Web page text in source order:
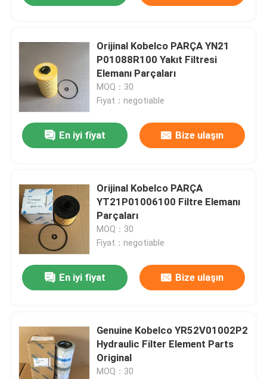
Orijinal Kobelco PARÇA YN21
P01088R100 Yakıt Filtresi
Elemanı Parçaları
MOQ：30
Fiyat：negotiable
En iyi fiyat Bize ulaşın
Orijinal Kobelco PARÇA
YT21P01006100 Filtre Elemanı
Parçaları
MOQ：30
Fiyat：negotiable
En iyi fiyat Bize ulaşın
Genuine Kobelco YR52V01002P2
Hydraulic Filter Element Parts
Original
MOQ：30